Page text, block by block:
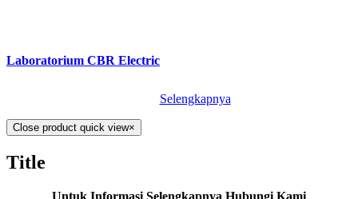
Laboratorium CBR Electric
Selengkapnya
Close product quick view×
Title
Untuk Informasi Selengkapnya Hubungi Kami